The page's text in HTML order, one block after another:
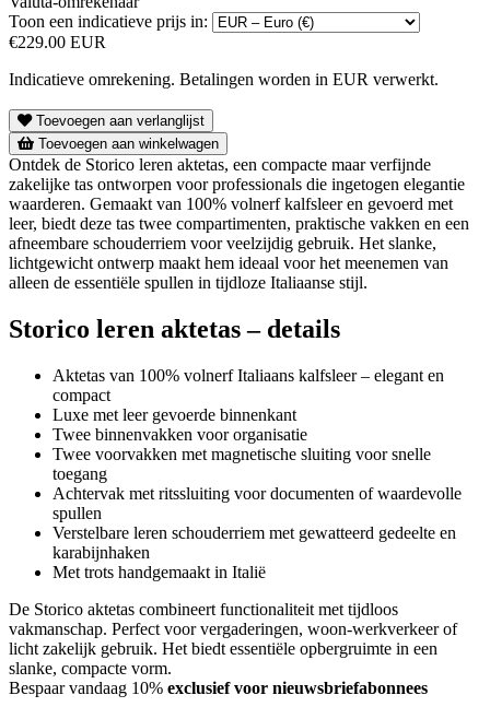
Toon een indicatieve prijs in:
€229.00 EUR
Indicatieve omrekening. Betalingen worden in EUR verwerkt.
Toevoegen aan verlanglijst
Toevoegen aan winkelwagen
Ontdek de Storico leren aktetas, een compacte maar verfijnde
zakelijke tas ontworpen voor professionals die ingetogen elegantie
waarderen. Gemaakt van 100% volnerf kalfsleer en gevoerd met
leer, biedt deze tas twee compartimenten, praktische vakken en een
afneembare schouderriem voor veelzijdig gebruik. Het slanke,
lichtgewicht ontwerp maakt hem ideaal voor het meenemen van
alleen de essentiële spullen in tijdloze Italiaanse stijl.
Storico leren aktetas – details
Aktetas van 100% volnerf Italiaans kalfsleer – elegant en
compact
Luxe met leer gevoerde binnenkant
Twee binnenvakken voor organisatie
Twee voorvakken met magnetische sluiting voor snelle
toegang
Achtervak met ritssluiting voor documenten of waardevolle
spullen
Verstelbare leren schouderriem met gewatteerd gedeelte en
karabijnhaken
Met trots handgemaakt in Italië
De Storico aktetas combineert functionaliteit met tijdloos
vakmanschap. Perfect voor vergaderingen, woon-werkverkeer of
licht zakelijk gebruik. Het biedt essentiële opbergruimte in een
slanke, compacte vorm.
Bespaar vandaag 10% exclusief voor nieuwsbriefabonnees